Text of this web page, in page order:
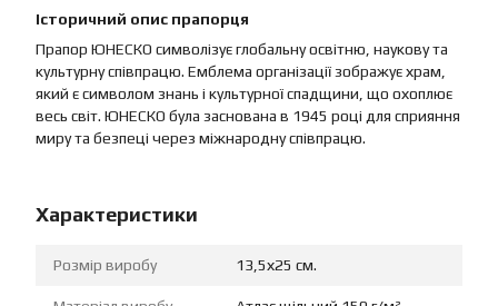
Історичний опис прапорця
Прапор ЮНЕСКО символізує глобальну освітню, наукову та
культурну співпрацю. Емблема організації зображує храм,
який є символом знань і культурної спадщини, що охоплює
весь світ. ЮНЕСКО була заснована в 1945 році для сприяння
миру та безпеці через міжнародну співпрацю.
Характеристики
Розмір виробу 13,5х25 см.